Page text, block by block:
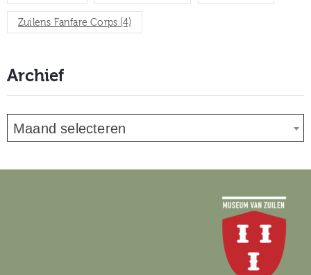
Zuilens Fanfare Corps (4)
Archief
Maand selecteren